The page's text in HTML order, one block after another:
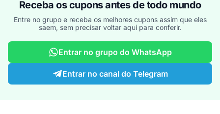
Receba os cupons antes de todo mundo
Entre no grupo e receba os melhores cupons assim que eles
saem, sem precisar voltar aqui para conferir.
Entrar no grupo do WhatsApp
Entrar no canal do Telegram